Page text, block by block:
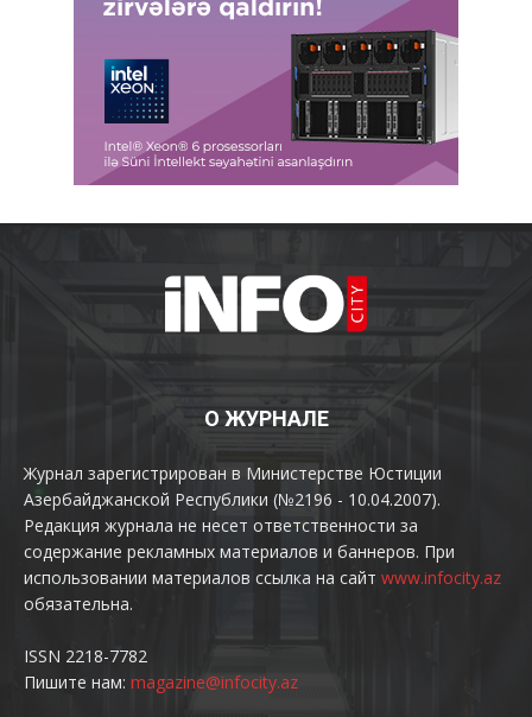
О ЖУРНАЛЕ
Журнал зарегистрирован в Министерстве Юстиции
Азербайджанской Республики (№2196 - 10.04.2007).
Редакция журнала не несет ответственности за
содержание рекламных материалов и баннеров. При
использовании материалов ссылка на сайт www.infocity.az
обязательна.
ISSN 2218-7782
Пишите нам: magazine@infocity.az